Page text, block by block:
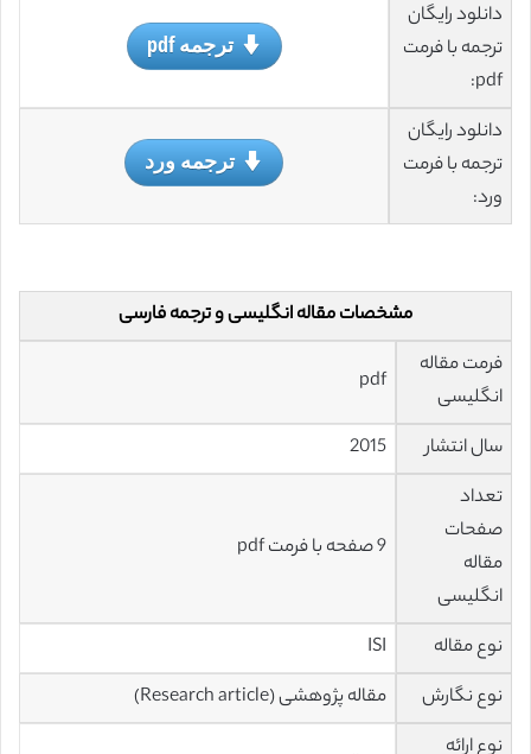
دانلود رایگان
ترجمه با فرمت
pdf:
ترجمه pdf
دانلود رایگان
ترجمه با فرمت
ورد:
ترجمه ورد
مشخصات مقاله انگلیسی و ترجمه فارسی
فرمت مقاله
انگلیسی
pdf
سال انتشار
2015
تعداد
صفحات
مقاله
انگلیسی
9 صفحه با فرمت pdf
نوع مقاله
ISI
نوع نگارش
مقاله پژوهشی (Research article)
نوع ارائه